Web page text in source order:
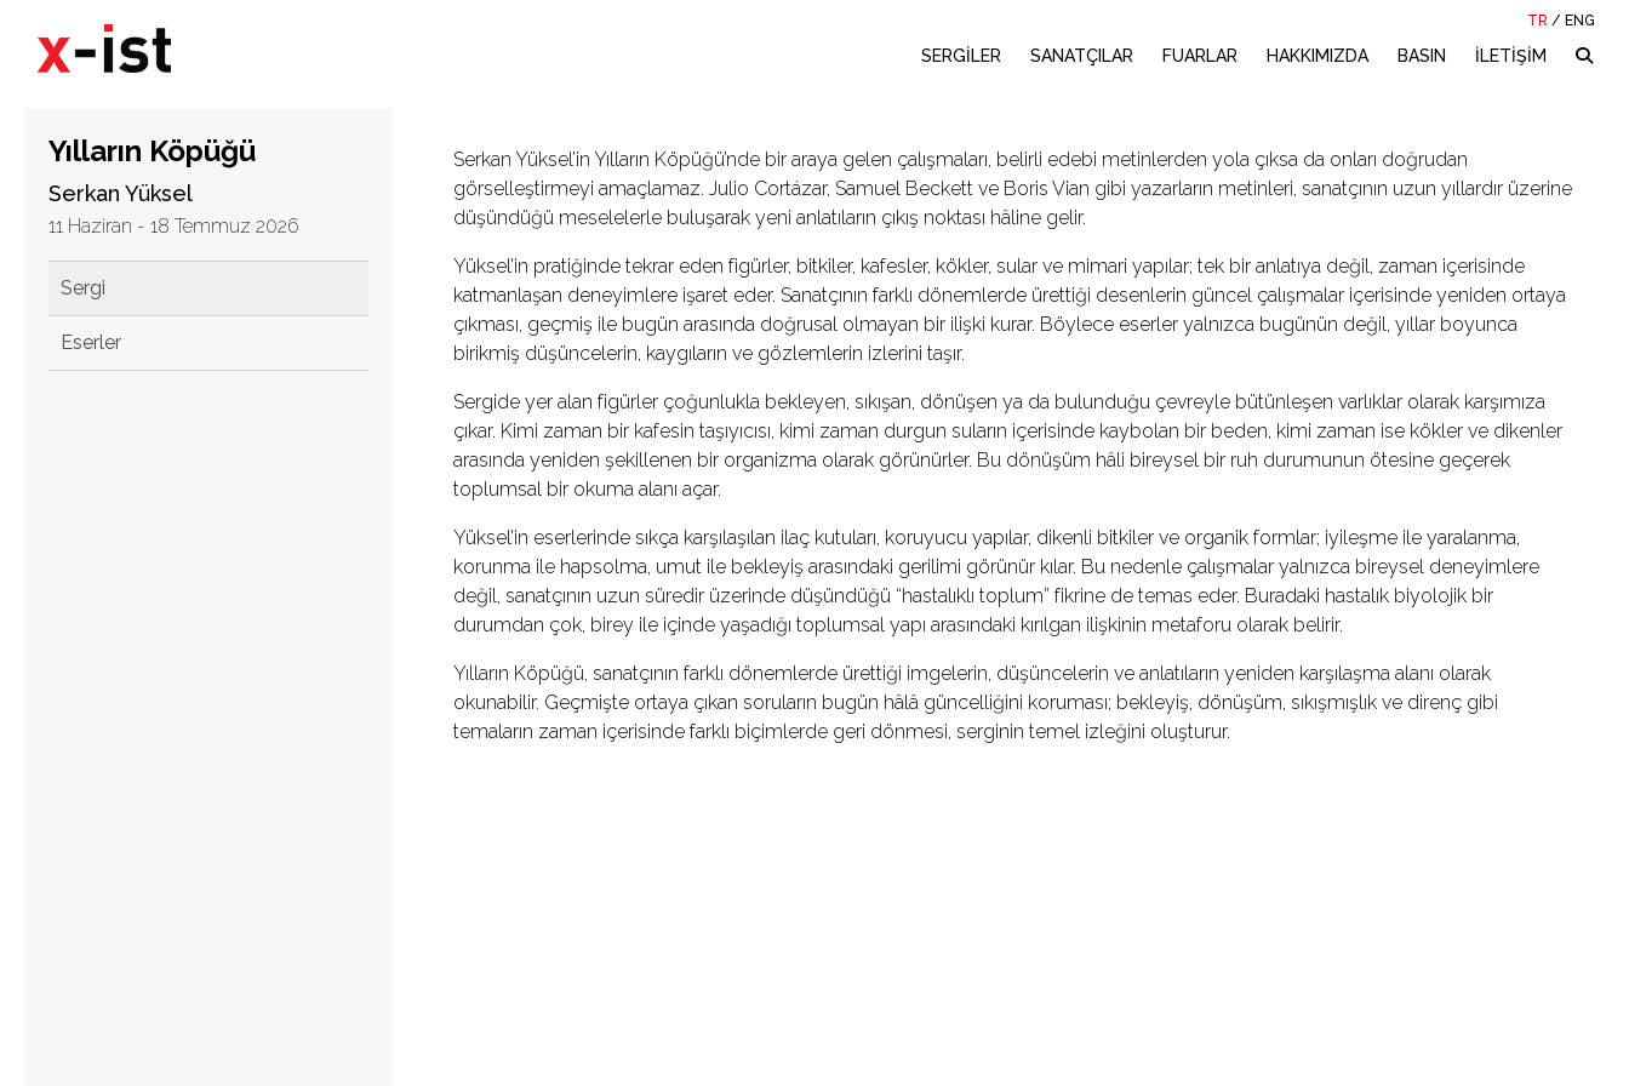
TR / ENG
SERGİLER SANATÇILAR FUARLAR HAKKIMIZDA BASIN İLETİŞİM
Yılların Köpüğü
Serkan Yüksel
11 Haziran - 18 Temmuz 2026
Sergi
Eserler
Serkan Yüksel’in Yılların Köpüğü’nde bir araya gelen çalışmaları, belirli edebi metinlerden yola çıksa da onları doğrudan
görselleştirmeyi amaçlamaz. Julio Cortázar, Samuel Beckett ve Boris Vian gibi yazarların metinleri, sanatçının uzun yıllardır üzerine
düşündüğü meselelerle buluşarak yeni anlatıların çıkış noktası hâline gelir.
Yüksel’in pratiğinde tekrar eden figürler, bitkiler, kafesler, kökler, sular ve mimari yapılar; tek bir anlatıya değil, zaman içerisinde
katmanlaşan deneyimlere işaret eder. Sanatçının farklı dönemlerde ürettiği desenlerin güncel çalışmalar içerisinde yeniden ortaya
çıkması, geçmiş ile bugün arasında doğrusal olmayan bir ilişki kurar. Böylece eserler yalnızca bugünün değil, yıllar boyunca
birikmiş düşüncelerin, kaygıların ve gözlemlerin izlerini taşır.
Sergide yer alan figürler çoğunlukla bekleyen, sıkışan, dönüşen ya da bulunduğu çevreyle bütünleşen varlıklar olarak karşımıza
çıkar. Kimi zaman bir kafesin taşıyıcısı, kimi zaman durgun suların içerisinde kaybolan bir beden, kimi zaman ise kökler ve dikenler
arasında yeniden şekillenen bir organizma olarak görünürler. Bu dönüşüm hâli bireysel bir ruh durumunun ötesine geçerek
toplumsal bir okuma alanı açar.
Yüksel’in eserlerinde sıkça karşılaşılan ilaç kutuları, koruyucu yapılar, dikenli bitkiler ve organik formlar; iyileşme ile yaralanma,
korunma ile hapsolma, umut ile bekleyiş arasındaki gerilimi görünür kılar. Bu nedenle çalışmalar yalnızca bireysel deneyimlere
değil, sanatçının uzun süredir üzerinde düşündüğü “hastalıklı toplum” fikrine de temas eder. Buradaki hastalık biyolojik bir
durumdan çok, birey ile içinde yaşadığı toplumsal yapı arasındaki kırılgan ilişkinin metaforu olarak belirir.
Yılların Köpüğü, sanatçının farklı dönemlerde ürettiği imgelerin, düşüncelerin ve anlatıların yeniden karşılaşma alanı olarak
okunabilir. Geçmişte ortaya çıkan soruların bugün hâlâ güncelliğini koruması; bekleyiş, dönüşüm, sıkışmışlık ve direnç gibi
temaların zaman içerisinde farklı biçimlerde geri dönmesi, serginin temel izleğini oluşturur.